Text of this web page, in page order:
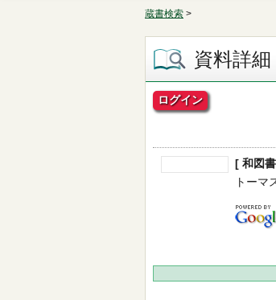
蔵書検索 >
資料詳細
ログイン
[ 和図
トーマ